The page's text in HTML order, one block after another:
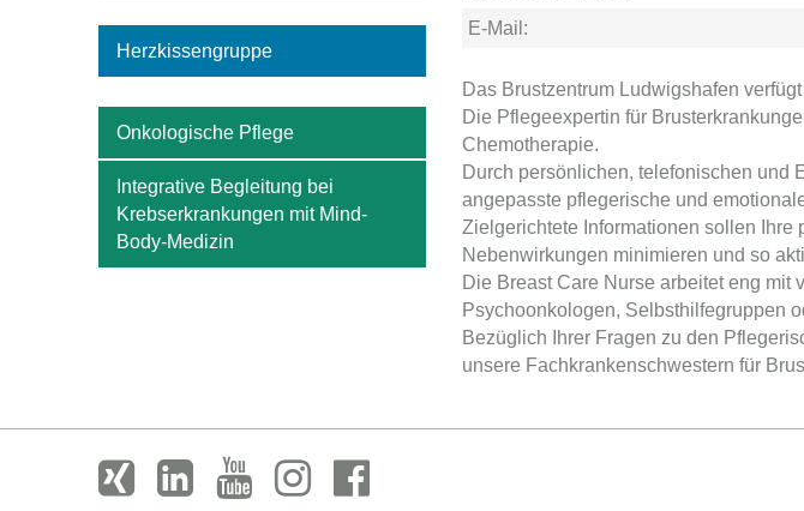
Herzkissengruppe
Onkologische Pflege
Integrative Begleitung bei
Krebserkrankungen mit Mind-
Body-Medizin
E-Mail:
Das Brustzentrum Ludwigshafen
Die Pflegeexpertin für
Chemotherapie.
Durch persönlichen, telefonischen und
angepasste pflegerische und
Zielgerichtete Informationen sollen Ihre
Nebenwirkungen minimieren und so
Die Breast Care Nurse arbeitet eng mit
Psychoonkologen, Selbsthilfegruppen
Bezüglich Ihrer Fragen zu den
unsere Fachkrankenschwestern für